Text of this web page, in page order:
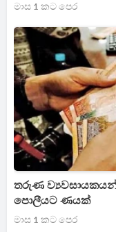
මාස 1 කට පෙර
තරුණ
පොලීයට ණයක්
මාස 1 කට පෙර